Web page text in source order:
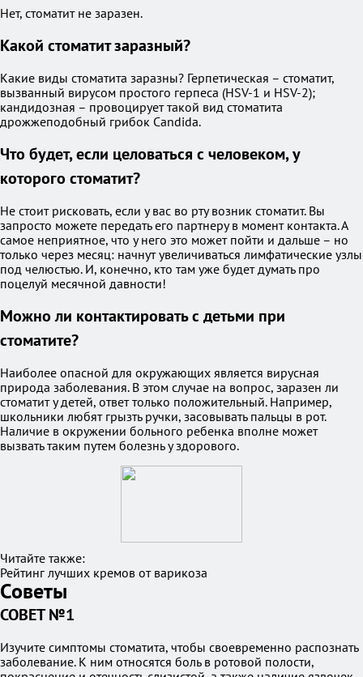
Нет, стоматит не заразен.
Какой стоматит заразный?
Какие виды стоматита заразны? Герпетическая – стоматит,
вызванный вирусом простого герпеса (HSV-1 и HSV-2);
кандидозная – провоцирует такой вид стоматита
дрожжеподобный грибок Candida.
Что будет, если целоваться с человеком, у
которого стоматит?
Не стоит рисковать, если у вас во рту возник стоматит. Вы
запросто можете передать его партнеру в момент контакта. А
самое неприятное, что у него это может пойти и дальше – но
только через месяц: начнут увеличиваться лимфатические узлы
под челюстью. И, конечно, кто там уже будет думать про
поцелуй месячной давности!
Можно ли контактировать с детьми при
стоматите?
Наиболее опасной для окружающих является вирусная
природа заболевания. В этом случае на вопрос, заразен ли
стоматит у детей, ответ только положительный. Например,
школьники любят грызть ручки, засовывать пальцы в рот.
Наличие в окружении больного ребенка вполне может
вызвать таким путем болезнь у здорового.
Читайте также:
Рейтинг лучших кремов от варикоза
Советы
СОВЕТ №1
Изучите симптомы стоматита, чтобы своевременно распознать
заболевание. К ним относятся боль в ротовой полости,